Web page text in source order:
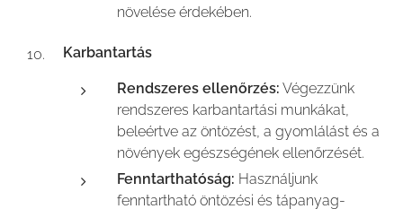
növelése érdekében.
Karbantartás
Rendszeres ellenőrzés: Végezzünk
rendszeres karbantartási munkákat,
beleértve az öntözést, a gyomlálást és a
növények egészségének ellenőrzését.
Fenntarthatóság: Használjunk
fenntartható öntözési és tápanyag-